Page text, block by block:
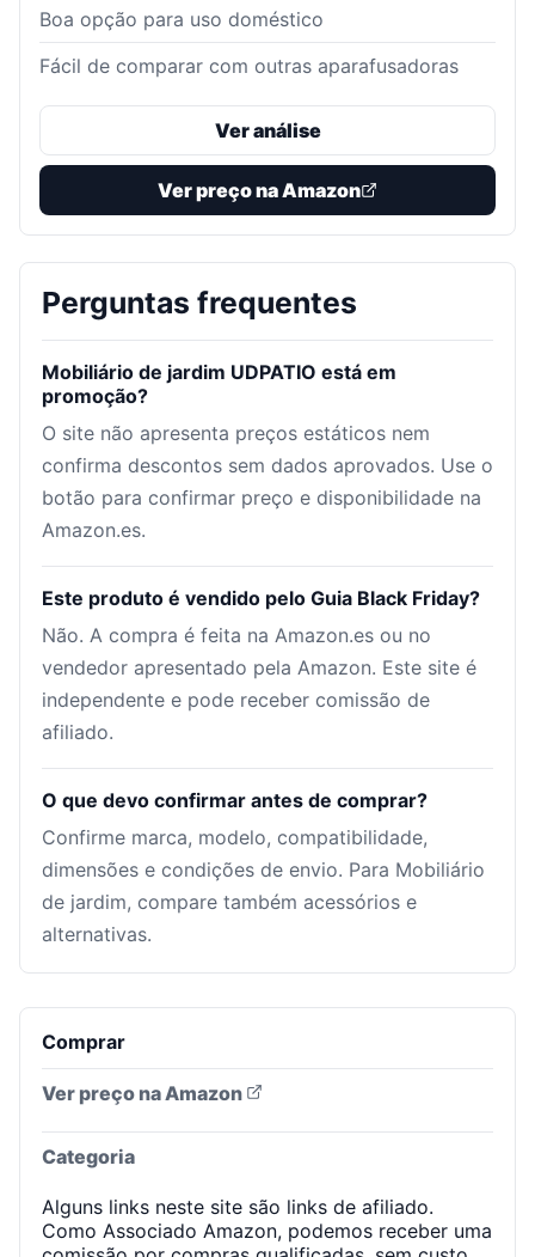
Boa opção para uso doméstico
Fácil de comparar com outras aparafusadoras
Ver análise
Ver preço na Amazon
Perguntas frequentes
Mobiliário de jardim UDPATIO está em
promoção?
O site não apresenta preços estáticos nem
confirma descontos sem dados aprovados. Use o
botão para confirmar preço e disponibilidade na
Amazon.es.
Este produto é vendido pelo Guia Black Friday?
Não. A compra é feita na Amazon.es ou no
vendedor apresentado pela Amazon. Este site é
independente e pode receber comissão de
afiliado.
O que devo confirmar antes de comprar?
Confirme marca, modelo, compatibilidade,
dimensões e condições de envio. Para Mobiliário
de jardim, compare também acessórios e
alternativas.
Comprar
Ver preço na Amazon
Categoria
Alguns links neste site são links de afiliado.
Como Associado Amazon, podemos receber uma